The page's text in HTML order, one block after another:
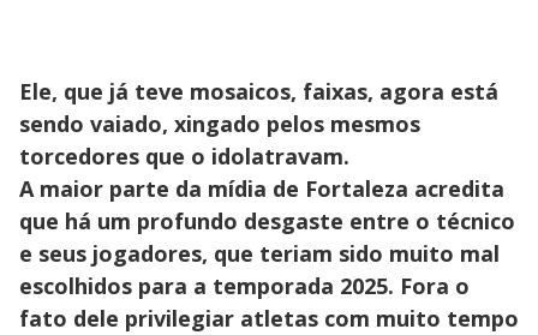
Ele, que já teve mosaicos, faixas, agora está
sendo vaiado, xingado pelos mesmos
torcedores que o idolatravam.
A maior parte da mídia de Fortaleza acredita
que há um profundo desgaste entre o técnico
e seus jogadores, que teriam sido muito mal
escolhidos para a temporada 2025. Fora o
fato dele privilegiar atletas com muito tempo